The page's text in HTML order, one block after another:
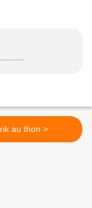
Brik au thon >